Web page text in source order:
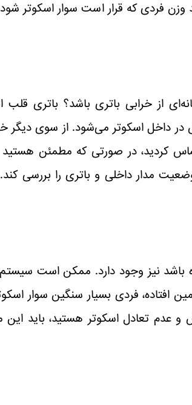
فردی که قرار است سوار اسکوتر
از خرابی باتری باشد؟ باتری
داخل اسکوتر می‌شود. از سوی دیگر
کردید، در صورتی که مطمئن
مدار داخلی و باتری را بررسی
باشد نیز وجود دارد. ممکن است
فردی بسیار سنگین سوار
عدم تعادل اسکوتر هستید، باید این